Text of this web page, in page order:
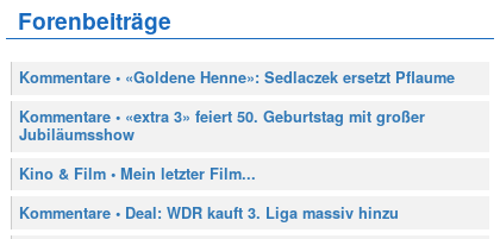
Forenbeiträge
Kommentare • «Goldene Henne»: Sedlaczek ersetzt Pflaume
Kommentare • «extra 3» feiert 50. Geburtstag mit großer
Jubiläumsshow
Kino & Film • Mein letzter Film...
Kommentare • Deal: WDR kauft 3. Liga massiv hinzu